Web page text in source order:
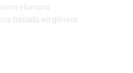
Humano
basada en género